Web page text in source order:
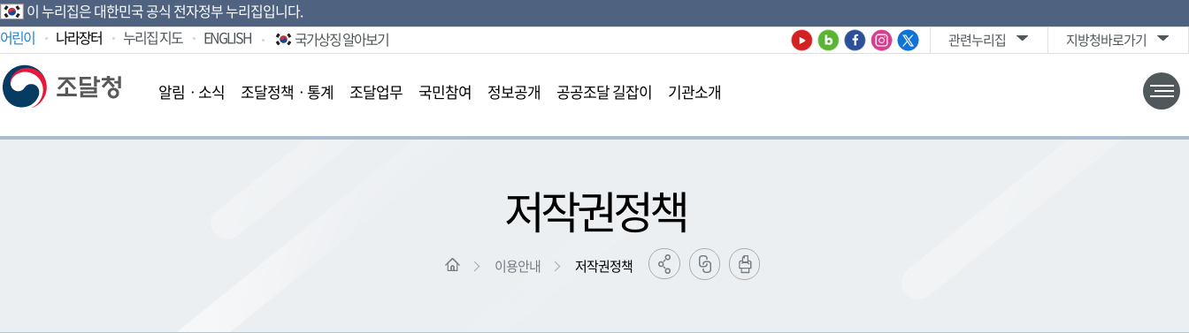
이 누리집은 대한민국 공식 전자정부 누리집입니다.
어린이
나라장터 누리집 지도 ENGLISH 국가상징 알아보기 관련누리집 지방청바로가기
알림ㆍ소식 조달정책ㆍ통계 조달업무 국민참여 정보공개 공공조달 길잡이 기관소개
저작권정책
이용안내 저작권정책